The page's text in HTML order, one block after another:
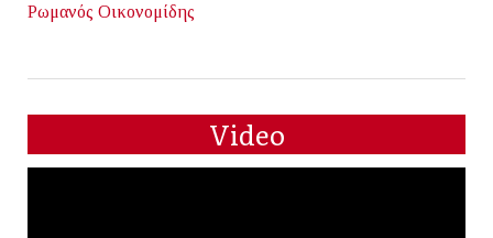
Ρωμανός Οικονομίδης
Video